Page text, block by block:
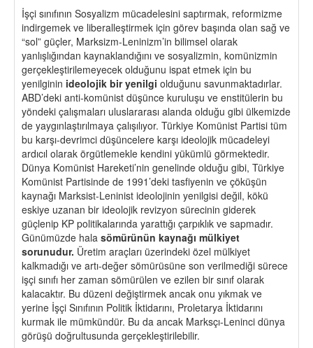
İşçi sınıfının Sosyalizm mücadelesini saptırmak, reformizme
indirgemek ve liberalleştirmek için görev başında olan sağ ve
“sol” güçler, Marksizm-Leninizm’in bilimsel olarak
yanlışlığından kaynaklandığını ve sosyalizmin, komünizmin
gerçekleştirilemeyecek olduğunu ispat etmek için bu
yenilginin ideolojik bir yenilgi olduğunu savunmaktadırlar.
ABD’deki anti-komünist düşünce kuruluşu ve enstitülerin bu
yöndeki çalışmaları uluslararası alanda olduğu gibi ülkemizde
de yaygınlaştırılmaya çalışılıyor. Türkiye Komünist Partisi tüm
bu karşı-devrimci düşüncelere karşı ideolojik mücadeleyi
ardıcıl olarak örgütlemekle kendini yükümlü görmektedir.
Dünya Komünist Hareketi’nin genelinde olduğu gibi, Türkiye
Komünist Partisinde de 1991’deki tasfiyenin ve çöküşün
kaynağı Marksist-Leninist ideolojinin yenilgisi değil, kökü
eskiye uzanan bir ideolojik revizyon sürecinin giderek
güçlenip KP politikalarında yarattığı çarpıklık ve sapmadır.
Günümüzde hala sömürünün kaynağı mülkiyet
sorunudur. Üretim araçları üzerindeki özel mülkiyet
kalkmadığı ve artı-değer sömürüsüne son verilmediği sürece
işçi sınıfı her zaman sömürülen ve ezilen bir sınıf olarak
kalacaktır. Bu düzeni değiştirmek ancak onu yıkmak ve
yerine İşçi Sınıfının Politik İktidarını, Proletarya İktidarını
kurmak ile mümkündür. Bu da ancak Marksçı-Leninci dünya
görüşü doğrultusunda gerçekleştirilebilir.